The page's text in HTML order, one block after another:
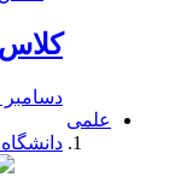
کلاس
دسامبر 19, 2019
علمی